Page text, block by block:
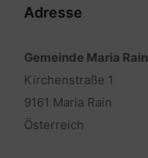
Adresse
Gemeinde Maria Rain
Kirchenstraße 1
9161 Maria Rain
Österreich